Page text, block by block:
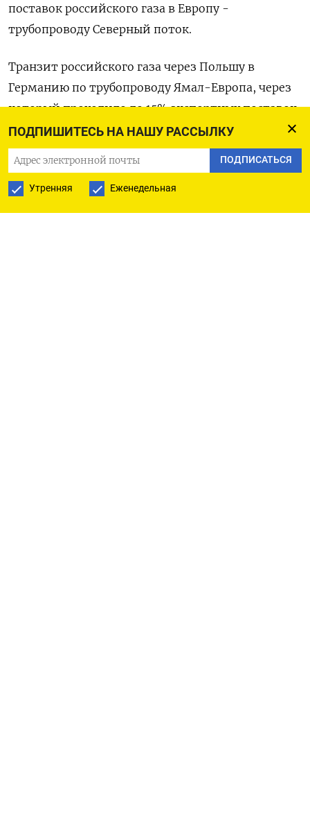
ПОДПИШИТЕСЬ НА НАШУ РАССЫЛКУ
ПОДПИСАТЬСЯ
Утренняя Еженедельная
поставок российского газа в Европу -
трубопроводу Северный поток.
Транзит российского газа через Польшу в
Германию по трубопроводу Ямал-Европа, через
который проходило до 15% экспортных поставок
Газпрома в Европу и Турцию, был прекращен в
2022 году после ответных санкций РФ в
отношении польского владельца газопровода.